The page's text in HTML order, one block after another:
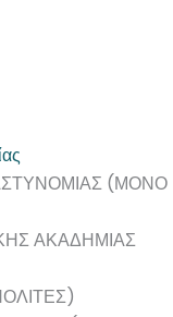
(ΜΟΝΟ
ΑΚΑΔΗΜΙΑΣ